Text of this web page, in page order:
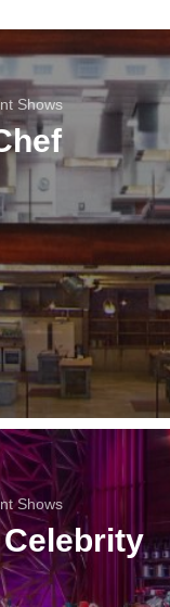
Shows
Shows